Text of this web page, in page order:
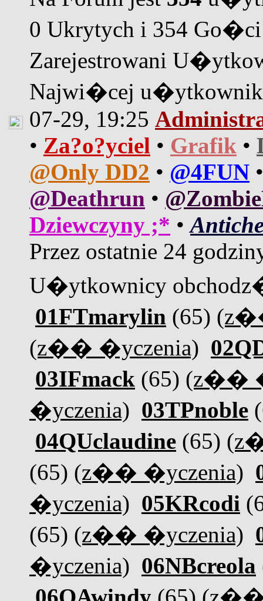
0 Ukrytych i 354 Go�ci
Zarejestrowani
Najwi�cej
07-29, 19:25
• Za?o?yciel • Grafik •
@Only DD2 • @4FUN
@Deathrun •
Dziewczyny ;* •
Przez ostatnie 24
U�ytkownicy
01FTmarylin (65)
(z�� �yczenia)
03IFmack (65) (z��
�yczenia) 03TPnoble
04QUclaudine (65)
(65) (z�� �yczenia)
�yczenia) 05KRcodi
(65) (z�� �yczenia)
�yczenia) 06NBcreola